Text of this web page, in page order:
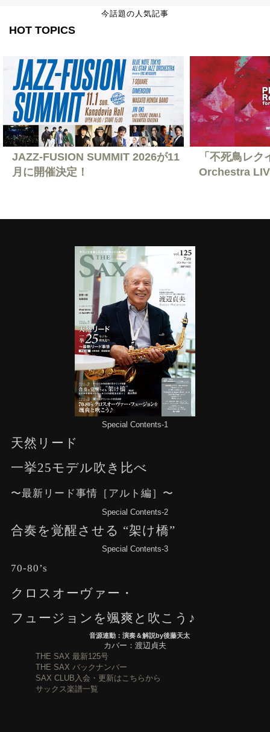
今話題の人気記事
HOT TOPICS
JAZZ-FUSION SUMMIT 2026が11
月に開催決定！
「不死鳥レ
Orchestra
Special Contents-1
天然リード
一挙25モデル吹き比べ
〜最新リード事情［アルト編］〜
Special Contents-2
合奏を覚醒させる “架け橋”
Special Contents-3
70-80’s
クロスオーヴァー・
フュージョンを颯爽と吹こう♪
音源連動：演奏＆解説by後藤天太
カバー：渡辺貞夫
THE SAX 最新125号
THE SAX バックナンバー
SAX CLUB入会・更新はこちらから
サックス楽譜一覧